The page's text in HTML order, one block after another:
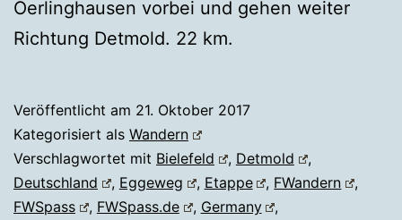
Oerlinghausen vorbei und gehen weiter
Richtung Detmold. 22 km.
Veröffentlicht am 21. Oktober 2017
Kategorisiert als Wandern
Verschlagwortet mit Bielefeld , Detmold
,
Deutschland
, Eggeweg , Etappe , FWandern
,
FWSpass
, FWSpass.de , Germany
,